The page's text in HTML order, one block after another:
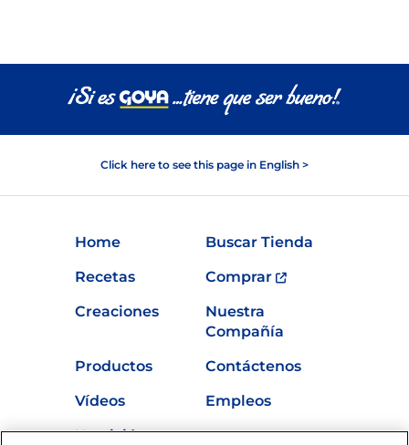
Click here to see this page in English >
Home
Buscar Tienda
Recetas
Comprar
Creaciones
Nuestra
Compañía
Productos
Contáctenos
Vídeos
Empleos
Nutrición